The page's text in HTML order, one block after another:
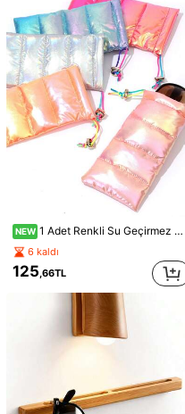
4,87 97 Takipçiler
4,87 97 Takipçiler
2,74TL tasarruf
Unisex, Şık, Minimalist Koruyucu Gözlük Kılıfı, Toz Geçirmez, Su Geçirmez, Darbeye Dayanıklı, Öğrenciler, Ofis Çalışanları ve Yaşlılar İçin Uygun, Okul, Ev, İş ve Dış Mekan Kullanımı İçin Taşınabilir
NEW 1 Adet Renkli Su Geçirmez Kumaş Kadın Gözlük Çantası, İpli Moda Gözlük Saklama Çantası, Seyahat Gereçleri Gözlük Kesesi, Tatil Gereçleri Moda Gözlük Kesesi, Cep Telefonu ve Bozuk Para Saklama Çantası
6 kaldı
125 ,66TL